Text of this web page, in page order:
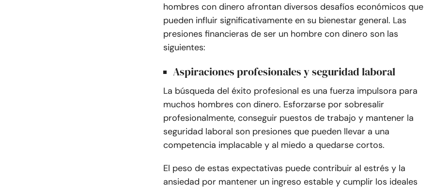
hombres con dinero afrontan diversos desafíos económicos que
pueden influir significativamente en su bienestar general. Las
presiones financieras de ser un hombre con dinero son las
siguientes:
Aspiraciones profesionales y seguridad laboral
La búsqueda del éxito profesional es una fuerza impulsora para
muchos hombres con dinero. Esforzarse por sobresalir
profesionalmente, conseguir puestos de trabajo y mantener la
seguridad laboral son presiones que pueden llevar a una
competencia implacable y al miedo a quedarse cortos.
El peso de estas expectativas puede contribuir al estrés y la
ansiedad por mantener un ingreso estable y cumplir los ideales